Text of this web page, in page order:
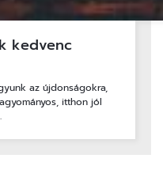
kedvenc
az újdonságokra,
itthon jól